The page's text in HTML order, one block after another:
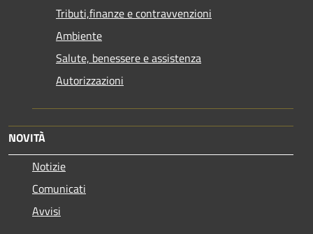
Tributi,finanze e contravvenzioni
Ambiente
Salute, benessere e assistenza
Autorizzazioni
NOVITÀ
Notizie
Comunicati
Avvisi